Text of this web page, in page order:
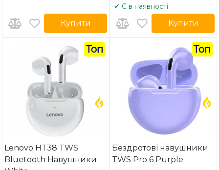
Купити
✔ Є в наявності
Купити
Топ
Lenovo HT38 TWS
Bluetooth Навушники
Топ
Бездротові навушники
TWS Pro 6 Purple